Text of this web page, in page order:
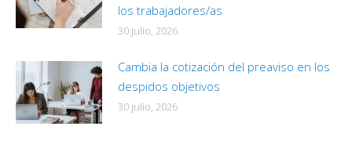
los trabajadores/as
30 julio, 2026
Cambia la cotización del preaviso en los
despidos objetivos
30 julio, 2026